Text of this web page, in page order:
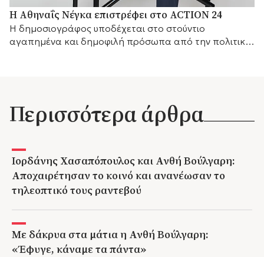
Η Αθηναΐς Νέγκα επιστρέφει στο ACTION 24
H δημοσιογράφος υποδέχεται στο στούντιο
αγαπημένα και δημοφιλή πρόσωπα από την πολιτική
Περισσότερα άρθρα
Ιορδάνης Χασαπόπουλος και Ανθή Βούλγαρη:
Αποχαιρέτησαν το κοινό και ανανέωσαν το
τηλεοπτικό τους ραντεβού
Με δάκρυα στα μάτια η Ανθή Βούλγαρη:
«Έφυγε, κάναμε τα πάντα»